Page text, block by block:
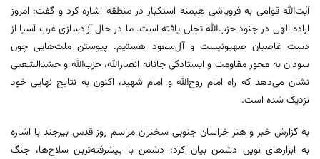
آیت‌الله قوامی به فروپاشی هیمنه استکبار در منطقه اشاره کرد و گفت: امروز
اراده الهی در جنود حزب‌الله تجلی یافته است. ما در حال آزادسازی غرب آسیا از
دست غاصبان صهیونیست و آل‌سعود هستیم. پیوستن ملت‌هایی چون
سودان به محور مقاومت و ایستادگی جانانه انصارالله، حزب‌الله و حشدالشعبی
نشان می‌دهد که راه امام روح‌الله و امام شهید، اکنون به نتایج نهایی خود
نزدیک شده است.
به گزارش خبر و هنر خراسان جنوبی سخنران مراسم روز قدس بیرجند با اشاره
به ابزارهای نوین دشمن بیان کرد: دشمن با پیشرفته‌ترین سلاح‌ها، جنگ